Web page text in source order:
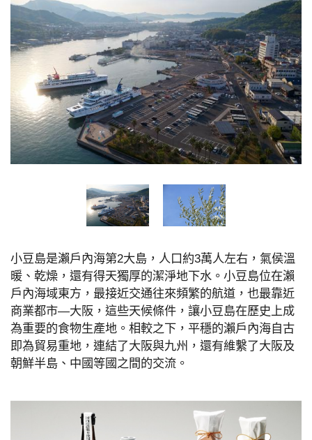
小豆島是瀨戶內海第2大島，人口約3萬人左右，氣侯溫
暖、乾燥，還有得天獨厚的潔淨地下水。小豆島位在瀨
戶內海域東方，最接近交通往來頻繁的航道，也最靠近
商業都市—大阪，這些天候條件，讓小豆島在歷史上成
為重要的食物生產地。相較之下，平穩的瀨戶內海自古
即為貿易重地，連結了大阪與九州，還有維繫了大阪及
朝鮮半島、中國等國之間的交流。